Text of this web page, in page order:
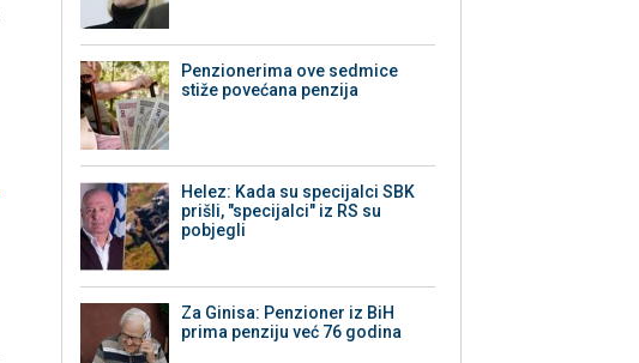
Penzionerima ove sedmice
stiže povećana penzija
Helez: Kada su specijalci SBK
prišli, "specijalci" iz RS su
pobjegli
Za Ginisa: Penzioner iz BiH
prima penziju već 76 godina